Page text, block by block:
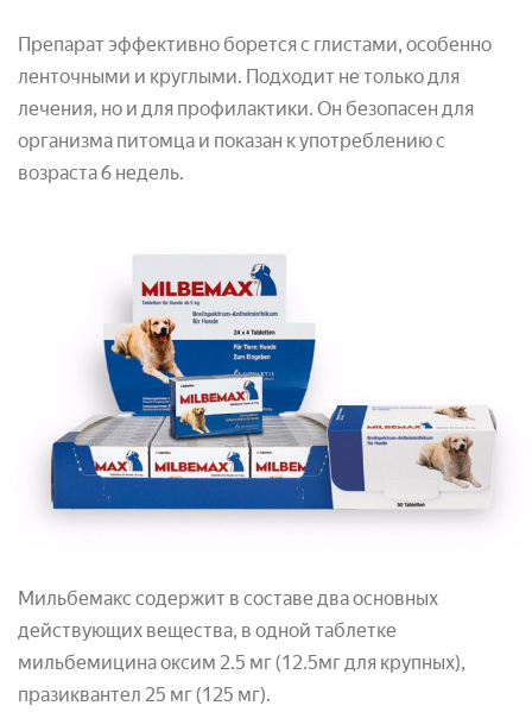
Препарат эффективно борется с глистами, особенно
ленточными и круглыми. Подходит не только для
лечения, но и для профилактики. Он безопасен для
организма питомца и показан к употреблению с
возраста 6 недель.
Мильбемакс содержит в составе два основных
действующих вещества, в одной таблетке
мильбемицина оксим 2.5 мг (12.5мг для крупных),
празиквантел 25 мг (125 мг).